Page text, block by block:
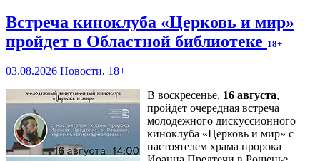
Встреча киноклуба «Церковь и мир»
пройдет в Областной библиотеке 18+
03.08.2026 Новости, 18+
В воскресенье, 16 августа,
пройдет очередная встреча
молодежного дискуссионного
киноклуба «Церковь и мир» с
настоятелем храма пророка